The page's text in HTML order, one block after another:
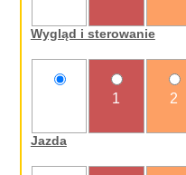
Wygląd i sterowanie
1 2
Jazda